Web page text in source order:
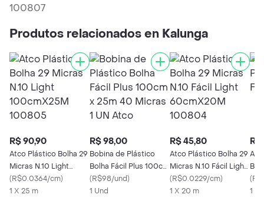
100807
Produtos relacionados en Kalunga
R$ 90,90
Atco Plástico Bolha 29
Micras N.10 Light
100cmX25M 100805
(R$0.0364/cm)
1 X 25 m
R$ 98,00
Bobina de Plástico
Bolha Fácil Plus 100cm
x 25m 40 Micras 1 UN
Atco
(R$98/und)
1 Und
R$ 45,80
Atco Plástico Bolha 29
Micras N.10 Fácil Light
60cmX20M 100804
(R$0.0229/cm)
1 X 20 m
R$
(
1 X